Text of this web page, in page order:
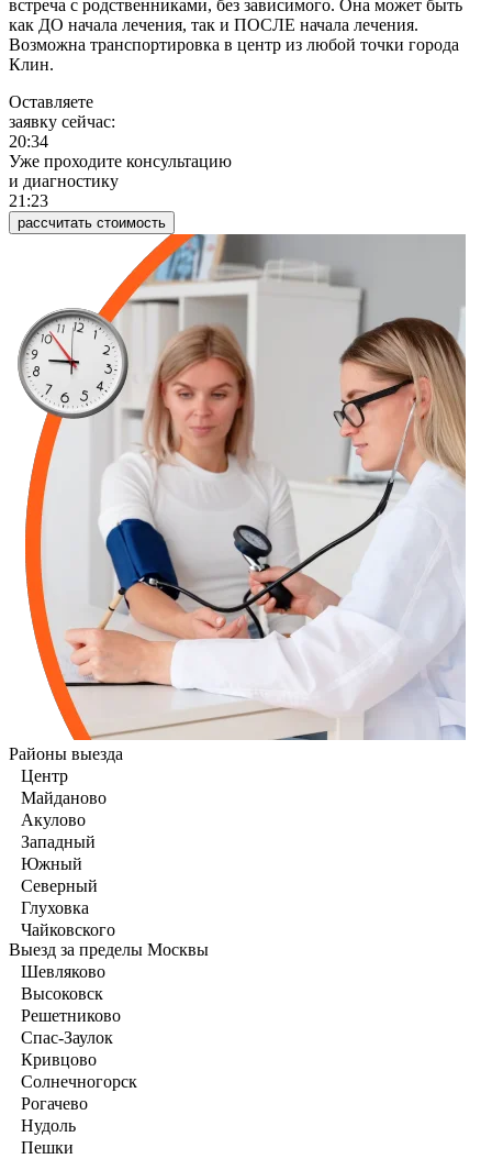
встреча с родственниками, без зависимого. Она может быть
как ДО начала лечения, так и ПОСЛЕ начала лечения.
Возможна транспортировка в центр из любой точки города
Клин.
Оставляете
заявку сейчас:
20:34
Уже проходите консультацию
и диагностику
21:23
рассчитать стоимость
Районы выезда
Центр
Майданово
Акулово
Западный
Южный
Северный
Глуховка
Чайковского
Выезд за пределы Москвы
Шевляково
Высоковск
Решетниково
Спас-Заулок
Кривцово
Солнечногорск
Рогачево
Нудоль
Пешки